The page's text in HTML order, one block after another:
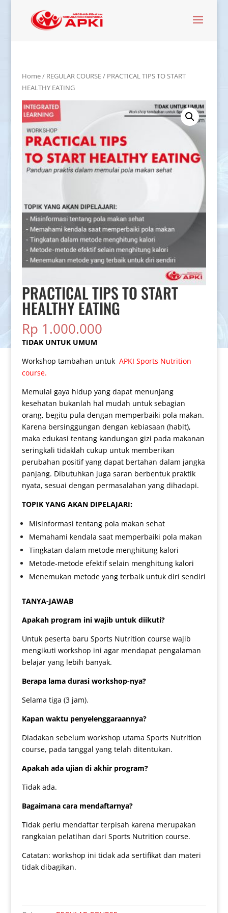
Home/ REGULAR COURSE/ PRACTICAL TIPS TO START
HEALTHY EATING
PRACTICAL TIPS TO START
HEALTHY EATING
Rp 1.000.000
TIDAK UNTUK UMUM
Workshop tambahan untuk APKI Sports Nutrition
course.
Memulai gaya hidup yang dapat menunjang
kesehatan bukanlah hal mudah untuk sebagian
orang, begitu pula dengan memperbaiki pola makan.
Karena bersinggungan dengan kebiasaan (habit),
maka edukasi tentang kandungan gizi pada makanan
seringkali tidaklah cukup untuk memberikan
perubahan positif yang dapat bertahan dalam jangka
panjang. Dibutuhkan juga saran berbentuk praktik
nyata, sesuai dengan permasalahan yang dihadapi.
TOPIK YANG AKAN DIPELAJARI:
Misinformasi tentang pola makan sehat
Memahami kendala saat memperbaiki pola makan
Tingkatan dalam metode menghitung kalori
Metode-metode efektif selain menghitung kalori
Menemukan metode yang terbaik untuk diri sendiri
TANYA-JAWAB
Apakah program ini wajib untuk diikuti?
Untuk peserta baru Sports Nutrition course wajib
mengikuti workshop ini agar mendapat pengalaman
belajar yang lebih banyak.
Berapa lama durasi workshop-nya?
Selama tiga (3 jam).
Kapan waktu penyelenggaraannya?
Diadakan sebelum workshop utama Sports Nutrition
course, pada tanggal yang telah ditentukan.
Apakah ada ujian di akhir program?
Tidak ada.
Bagaimana cara mendaftarnya?
Tidak perlu mendaftar terpisah karena merupakan
rangkaian pelatihan dari Sports Nutrition course.
Catatan: workshop ini tidak ada sertifikat dan materi
tidak dibagikan.